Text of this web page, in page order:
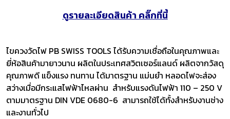
ดูรายละเอียดสินค้า คลิ๊กที่นี้
ไขควงวัดไฟ PB SWISS TOOLS ได้รับความเชื่อถือในคุณภาพและ
ยี่ห้อสินค้ามายาวนาน ผลิตในประเทศสวิตเซอร์แลนด์ ผลิตจากวัสดุ
คุณภาพดี แข็งแรง ทนทาน ได้มาตรฐาน แม่นยำ หลอดไฟจะส่อง
สว่างเมื่อมีกระแสไฟฟ้าไหลผ่าน สำหรับแรงดันไฟฟ้า 110 – 250 V
ตามมาตรฐาน DIN VDE 0680-6 สามารถใช้ได้ทั้งสำหรับงานช่าง
และงานทั่วไป